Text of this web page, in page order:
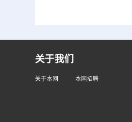
关于我们
关于本网 本网招聘